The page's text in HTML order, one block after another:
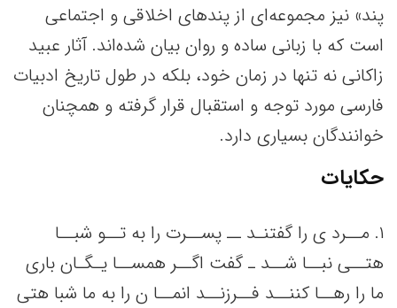
پند» نیز مجموعه‌ای از پندهای اخلاقی و اجتماعی
است که با زبانی ساده و روان بیان شده‌اند. آثار عبید
زاکانی نه تنها در زمان خود، بلکه در طول تاریخ ادبیات
فارسی مورد توجه و استقبال قرار گرفته و همچنان
خوانندگان بسیاری دارد.
حکایات
١. مــرد ی را گفتنـد ــ پســرت را به‌ تــو شبــا
هتــی‌ نبــا شــد ـ گفت‌ اگــر همســا یـگـان باری
ما را رهــا کننــد فــرزنــد انمــا ن را به‌ ما شبا هتی‌